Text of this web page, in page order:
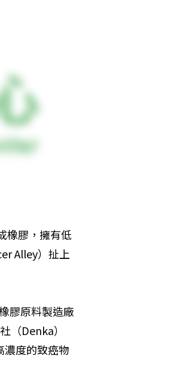
橡膠，擁有低
Alley）扯上
膠原料製造廠
（Denka）
濃度的致癌物